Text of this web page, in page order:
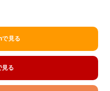
見る
見る